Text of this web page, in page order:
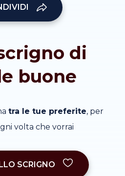
di
buone
tra le tue preferite, per
volta che vorrai
SCRIGNO